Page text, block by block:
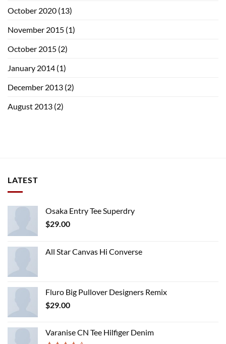
October 2020 (13)
November 2015 (1)
October 2015 (2)
January 2014 (1)
December 2013 (2)
August 2013 (2)
LATEST
Osaka Entry Tee Superdry
$29.00
All Star Canvas Hi Converse
Fluro Big Pullover Designers Remix
$29.00
Varanise CN Tee Hilfiger Denim